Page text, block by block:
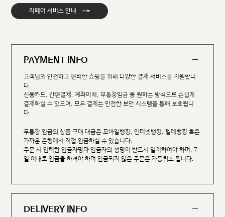
리페어 서비스 안내 →
PAYMENT INFO
고객님의 안전하고 편리한 쇼핑을 위해 다양한 결제 서비스를 지원합니
다.
신용카드, 간편결제, 계좌이체, 무통장입금 등 원하는 방식으로 손쉽게
결제하실 수 있으며, 모든 결제는 안전한 보안 시스템을 통해 보호됩니
다.
무통장 입금의 상품 구매 대금은 모바일뱅킹, 인터넷뱅킹, 텔레뱅킹 혹은
가까운 은행에서 직접 입금하실 수 있습니다.
주문 시 입력한 입금자명과 입금자의 성명이 반드시 일치하여야 하며, 7
일 이내로 입금을 하셔야 하며 입금되지 않은 주문은 자동취소 됩니다.
DELIVERY INFO